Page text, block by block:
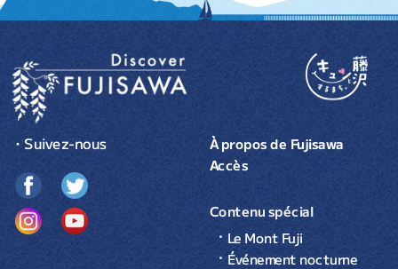
À propos de Fujisawa
Accès
Contenu spécial
Le Mont Fuji
Événement nocturne
・Suivez-nous